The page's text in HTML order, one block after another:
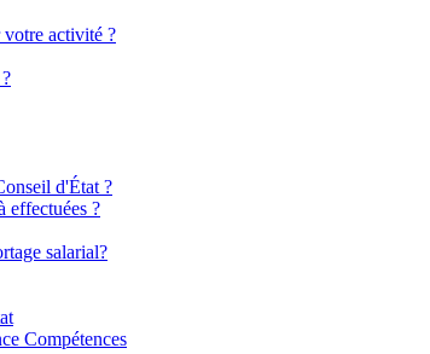
votre activité ?
d'État ?
effectuées ?
salarial?
Compétences